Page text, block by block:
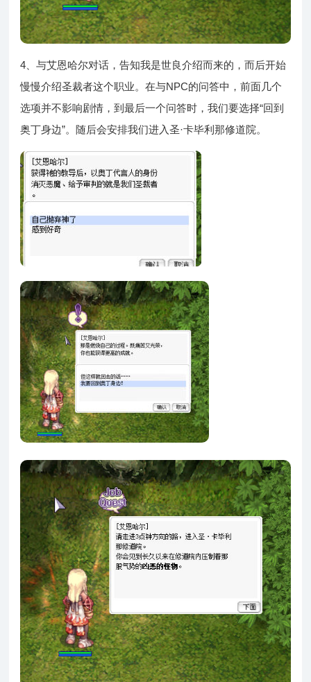
4、与艾恩哈尔对话，告知我是世良介绍而来的，而后开始
慢慢介绍圣裁者这个职业。在与NPC的问答中，前面几个
选项并不影响剧情，到最后一个问答时，我们要选择“回到
奥丁身边”。随后会安排我们进入圣·卡毕利那修道院。